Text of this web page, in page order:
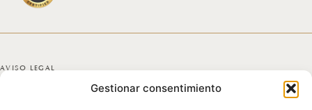
Gestionar consentimiento
AVISO LEGAL